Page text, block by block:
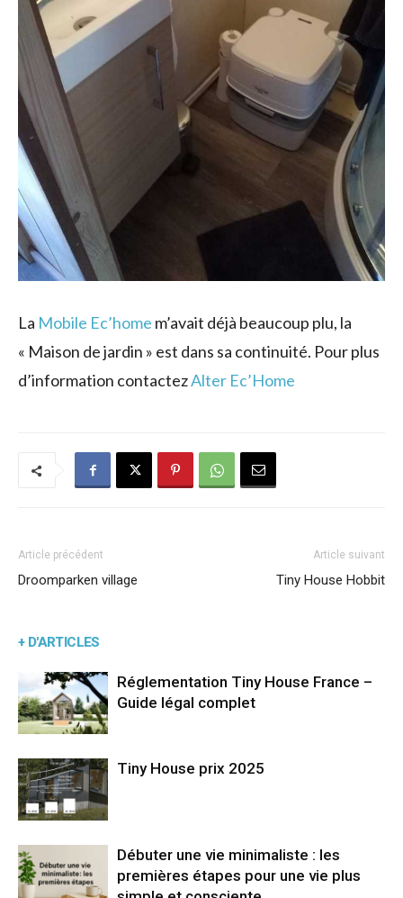
La Mobile Ec’home m’avait déjà beaucoup plu, la
« Maison de jardin » est dans sa continuité. Pour plus
d’information contactezAlter Ec’Home
Article précédent
Droomparken village
Article suivant
Tiny House Hobbit
+ D'ARTICLES
Réglementation Tiny House France –
Guide légal complet
Tiny House prix 2025
Débuter une vie minimaliste : les
premières étapes pour une vie plus